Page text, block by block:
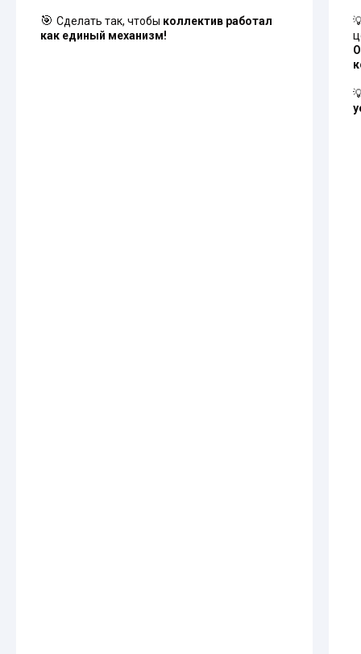
🎯 Сделать так, чтобы коллектив работал
как единый механизм!